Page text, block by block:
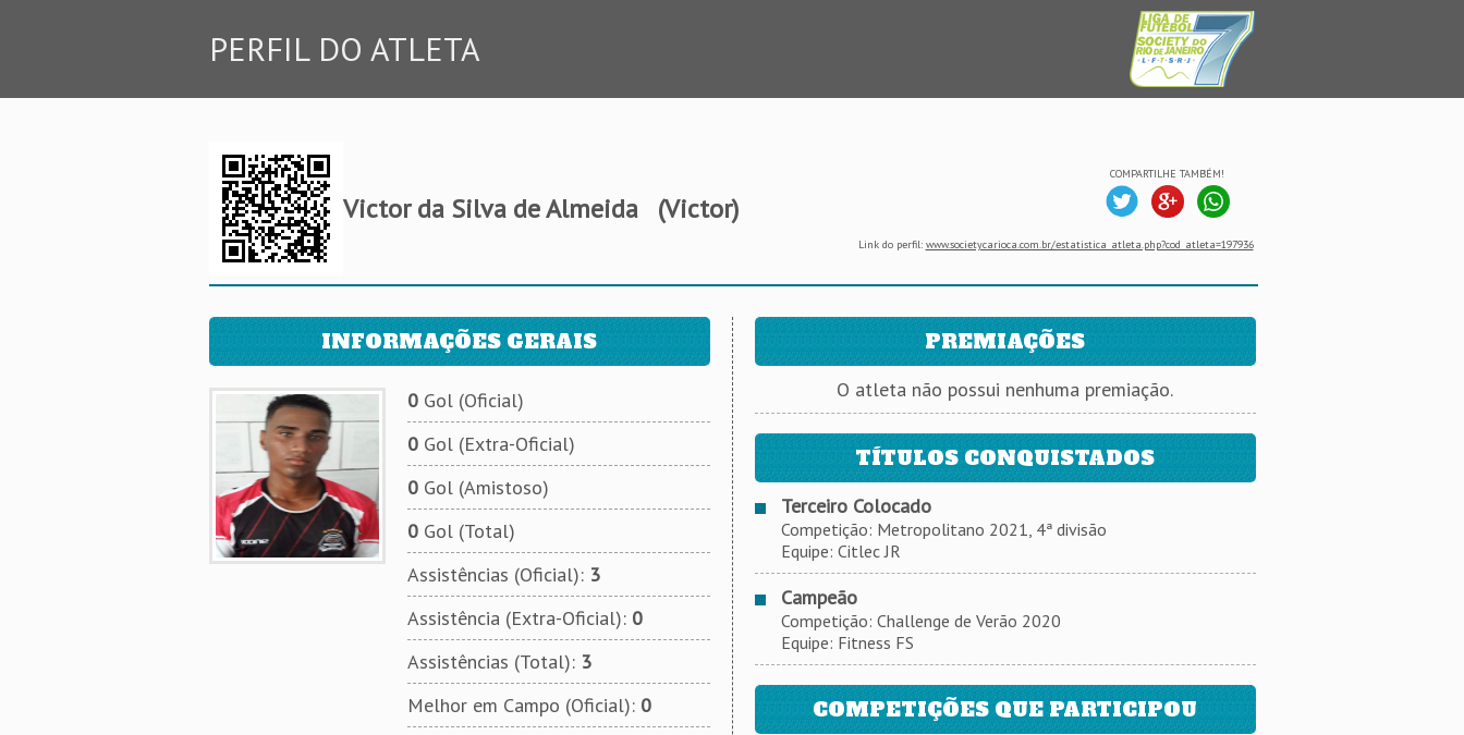
PERFIL DO ATLETA
Victor da Silva de Almeida (Victor)
COMPARTILHE TAMBÉM!
Link do perfil: www.societycarioca.com.br/estatistica_atleta.php?cod_atleta=197936
INFORMAÇÕES GERAIS
0Gol (Oficial)
0Gol (Extra-Oficial)
0Gol (Amistoso)
0Gol (Total)
Assistências (Oficial): 3
Assistência (Extra-Oficial): 0
Assistências (Total): 3
Melhor em Campo (Oficial): 0
PREMIAÇÕES
O atleta não possui nenhuma premiação.
TÍTULOS CONQUISTADOS
Terceiro Colocado
Competição: Metropolitano 2021, 4ª divisão
Equipe: Citlec JR
Campeão
Competição: Challenge de Verão 2020
Equipe: Fitness FS
COMPETIÇÕES QUE PARTICIPOU